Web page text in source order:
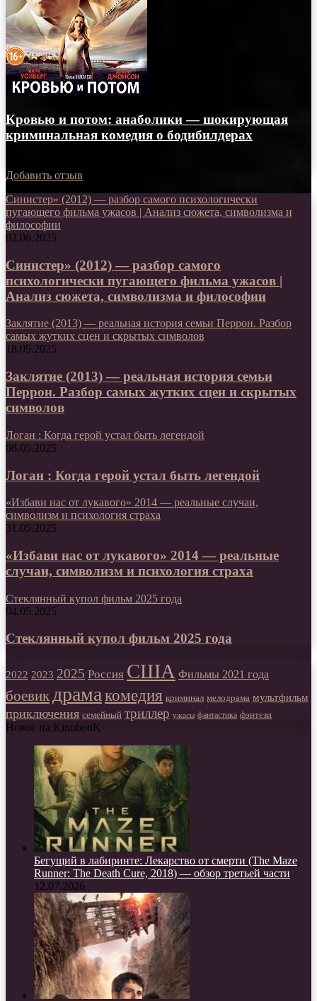
Кровью и потом: анаболики — шокирующая
криминальная комедия о бодибилдерах
Добавить отзыв
Синистер» (2012) — разбор самого психологически
пугающего фильма ужасов | Анализ сюжета, символизма и
философии
02.06.2025
Синистер» (2012) — разбор самого
психологически пугающего фильма ужасов |
Анализ сюжета, символизма и философии
Заклятие (2013) — реальная история семьи Перрон. Разбор
самых жутких сцен и скрытых символов
18.05.2025
Заклятие (2013) — реальная история семьи
Перрон. Разбор самых жутких сцен и скрытых
символов
Логан : Когда герой устал быть легендой
08.05.2025
Логан : Когда герой устал быть легендой
«Избави нас от лукавого» 2014 — реальные случаи,
символизм и психология страха
31.05.2025
«Избави нас от лукавого» 2014 — реальные
случаи, символизм и психология страха
Стеклянный купол фильм 2025 года
04.05.2025
Стеклянный купол фильм 2025 года
2022 2023 2025 Россия США Фильмы 2021 года
боевик драма комедия криминал мелодрама мультфильм
приключения семейный триллер ужасы фантастика фэнтези
Новое на KinobooK
Бегущий в лабиринте: Лекарство от смерти (The Maze
Runner: The Death Cure, 2018) — обзор третьей части
12.07.2026